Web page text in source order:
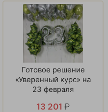
Готовое решение
«Уверенный курс» на
23 февраля
13 201 ₽